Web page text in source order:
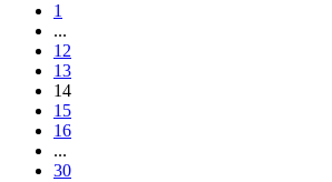
1
...
12
13
14
15
16
...
30